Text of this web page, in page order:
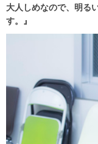
大人しめなので、明る
す。』